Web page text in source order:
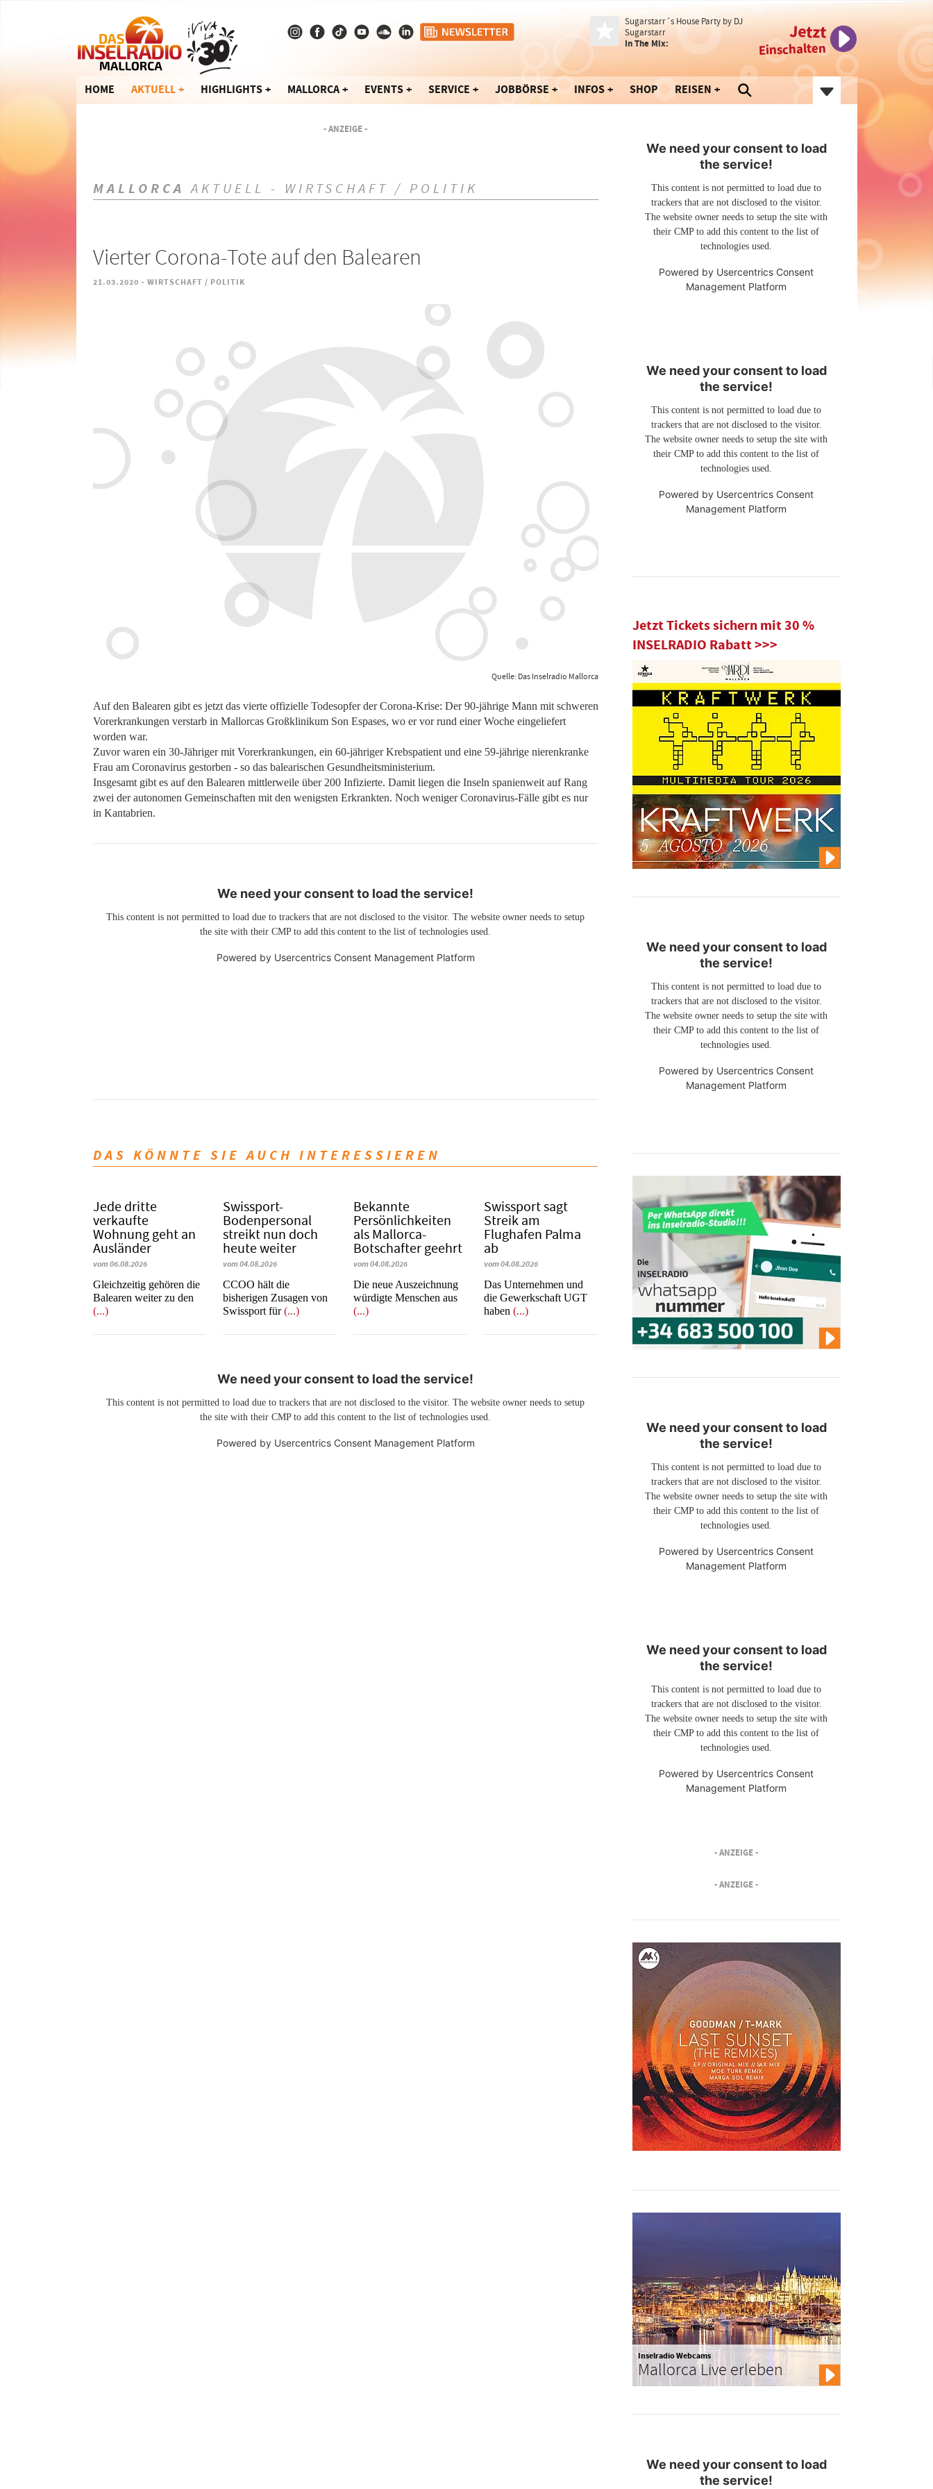
Sugarstarr´s House Party by DJ
Sugarstarr
In The Mix:
Jetzt
Einschalten
HOME AKTUELL HIGHLIGHTS MALLORCA EVENTS SERVICE JOBBÖRSE INFOS SHOP REISEN
- ANZEIGE -
MALLORCA AKTUELL - WIRTSCHAFT / POLITIK
Vierter Corona-Tote auf den Balearen
21.03.2020 - WIRTSCHAFT / POLITIK
Quelle: Das Inselradio Mallorca
Auf den Balearen gibt es jetzt das vierte offizielle Todesopfer der Corona-Krise: Der 90-jährige Mann mit schweren
Vorerkrankungen verstarb in Mallorcas Großklinikum Son Espases, wo er vor rund einer Woche eingeliefert
worden war.
Zuvor waren ein 30-Jähriger mit Vorerkrankungen, ein 60-jähriger Krebspatient und eine 59-jährige nierenkranke
Frau am Coronavirus gestorben - so das balearischen Gesundheitsministerium.
Insgesamt gibt es auf den Balearen mittlerweile über 200 Infizierte. Damit liegen die Inseln spanienweit auf Rang
zwei der autonomen Gemeinschaften mit den wenigsten Erkrankten. Noch weniger Coronavirus-Fälle gibt es nur
in Kantabrien.
We need your consent to load the service!
This content is not permitted to load due to trackers that are not disclosed to the visitor. The website owner needs to setup
the site with their CMP to add this content to the list of technologies used.
Powered by Usercentrics Consent Management Platform
DAS KÖNNTE SIE AUCH INTERESSIEREN
Jede dritte
verkaufte
Wohnung geht an
Ausländer
vom 06.08.2026
Gleichzeitig gehören die
Balearen weiter zu den
(...)
Swissport-
Bodenpersonal
streikt nun doch
heute weiter
vom 04.08.2026
CCOO hält die
bisherigen Zusagen von
Swissport für(...)
Bekannte
Persönlichkeiten
als Mallorca-
Botschafter geehrt
vom 04.08.2026
Die neue Auszeichnung
würdigte Menschen aus
(...)
Swissport sagt
Streik am
Flughafen Palma
ab
vom 04.08.2026
Das Unternehmen und
die Gewerkschaft UGT
haben(...)
We need your consent to load the service!
This content is not permitted to load due to trackers that are not disclosed to the visitor. The website owner needs to setup
the site with their CMP to add this content to the list of technologies used.
Powered by Usercentrics Consent Management Platform
We need your consent to load
the service!
This content is not permitted to load due to
trackers that are not disclosed to the visitor.
The website owner needs to setup the site with
their CMP to add this content to the list of
technologies used.
Powered by Usercentrics Consent
Management Platform
We need your consent to load
the service!
This content is not permitted to load due to
trackers that are not disclosed to the visitor.
The website owner needs to setup the site with
their CMP to add this content to the list of
technologies used.
Powered by Usercentrics Consent
Management Platform
Jetzt Tickets sichern mit 30 %
INSELRADIO Rabatt >>>
We need your consent to load
the service!
This content is not permitted to load due to
trackers that are not disclosed to the visitor.
The website owner needs to setup the site with
their CMP to add this content to the list of
technologies used.
Powered by Usercentrics Consent
Management Platform
We need your consent to load
the service!
This content is not permitted to load due to
trackers that are not disclosed to the visitor.
The website owner needs to setup the site with
their CMP to add this content to the list of
technologies used.
Powered by Usercentrics Consent
Management Platform
We need your consent to load
the service!
This content is not permitted to load due to
trackers that are not disclosed to the visitor.
The website owner needs to setup the site with
their CMP to add this content to the list of
technologies used.
Powered by Usercentrics Consent
Management Platform
- ANZEIGE -
- ANZEIGE -
Inselradio Webcams
Mallorca Live erleben
We need your consent to load
the service!